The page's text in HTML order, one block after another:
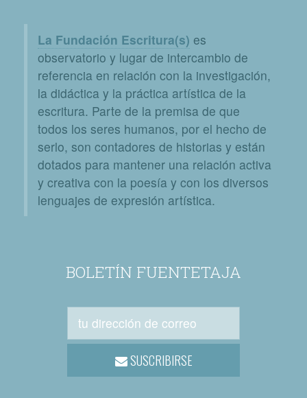
La Fundación Escritura(s) es
observatorio y lugar de intercambio de
referencia en relación con la investigación,
la didáctica y la práctica artística de la
escritura. Parte de la premisa de que
todos los seres humanos, por el hecho de
serlo, son contadores de historias y están
dotados para mantener una relación activa
y creativa con la poesía y con los diversos
lenguajes de expresión artística.
BOLETÍN FUENTETAJA
SUSCRIBIRSE